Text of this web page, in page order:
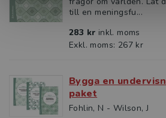
till en meningsfu...
283 kr inkl. moms
Exkl. moms: 267 kr
Bygga en
paket
Fohlin, N - Wilson, J